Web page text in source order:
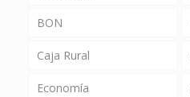
BON
Caja Rural
Economía